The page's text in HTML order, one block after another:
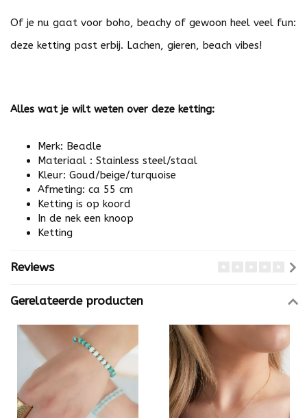
Of je nu gaat voor boho, beachy of gewoon heel veel fun:
deze ketting past erbij. Lachen, gieren, beach vibes!
Alles wat je wilt weten over deze ketting:
Merk: Beadle
Materiaal : Stainless steel/staal
Kleur: Goud/beige/turquoise
Afmeting: ca 55 cm
Ketting is op koord
In de nek een knoop
Ketting
Reviews
Gerelateerde producten